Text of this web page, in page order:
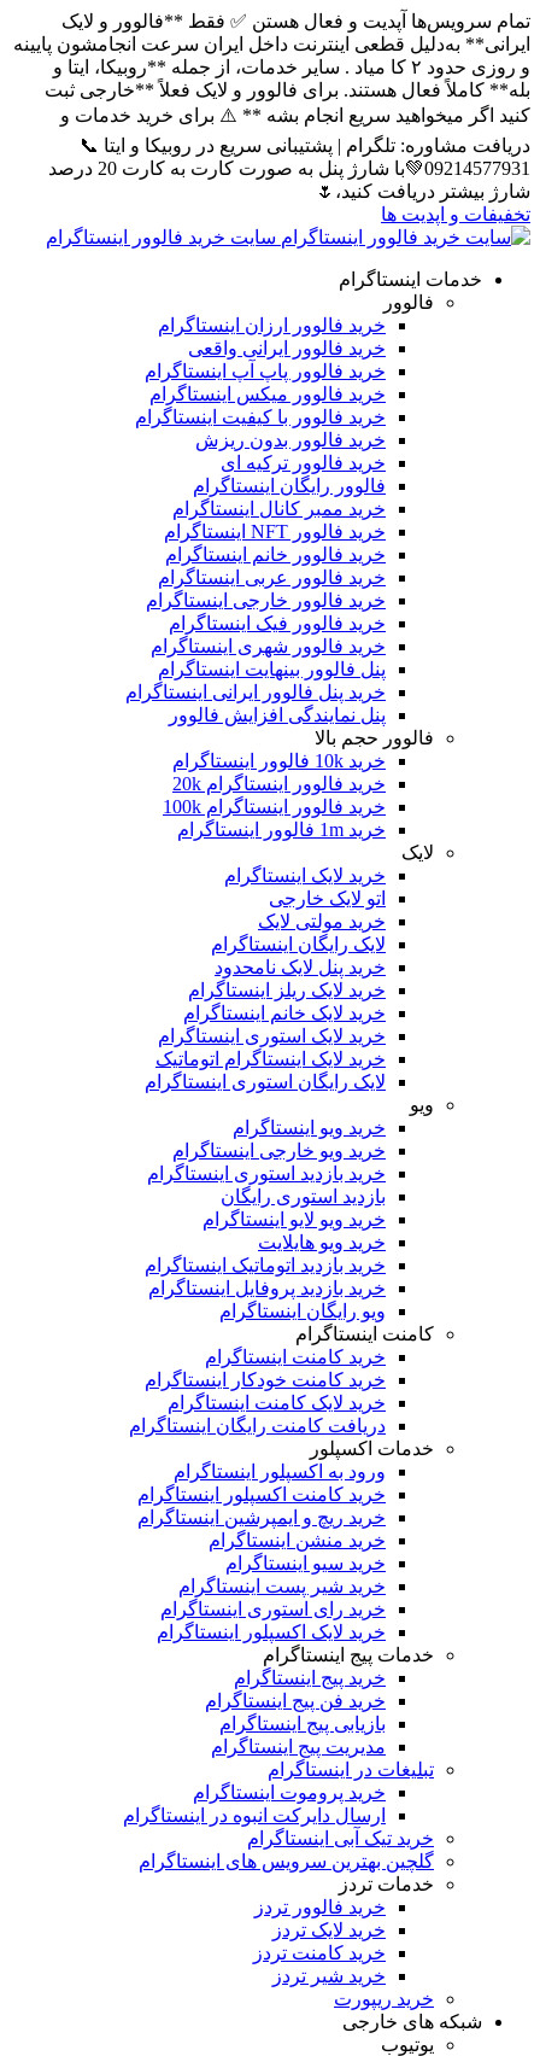
تمام سرویس‌ها آپدیت و فعال هستن ✅ فقط **فالوور و لایک
ایرانی** به‌دلیل قطعی اینترنت داخل ایران سرعت انجامشون پایینه
و روزی حدود ۲ کا میاد . سایر خدمات، از جمله **روبیکا، ایتا و
بله** کاملاً فعال هستند. برای فالوور و لایک فعلاً **خارجی ثبت
کنید اگر میخواهید سریع انجام بشه ** ⚠️ برای خرید خدمات و
دریافت مشاوره: تلگرام | پشتیبانی سریع در روبیکا و ایتا 📞
09214577931💚با شارژ پنل به صورت کارت به کارت 20 درصد
شارژ بیشتر دریافت کنید،🌷
تخفیفات و اپدیت ها
سایت خرید فالوور اینستاگرام
خدمات اینستاگرام
فالوور
خرید فالوور ارزان اینستاگرام
خرید فالوور ایرانی واقعی
خرید فالوور پاپ آپ اینستاگرام
خرید فالوور میکس اینستاگرام
خرید فالوور با کیفیت اینستاگرام
خرید فالوور بدون ریزش
خرید فالوور ترکیه ای
فالوور رایگان اینستاگرام
خرید ممبر کانال اینستاگرام
خرید فالوور NFT اینستاگرام
خرید فالوور خانم اینستاگرام
خرید فالوور عربی اینستاگرام
خرید فالوور خارجی اینستاگرام
خرید فالوور فیک اینستاگرام
خرید فالوور شهری اینستاگرام
پنل فالوور بینهایت اینستاگرام
خرید پنل فالوور ایرانی اینستاگرام
پنل نمایندگی افزایش فالوور
فالوور حجم بالا
خرید 10k فالوور اینستاگرام
خرید فالوور اینستاگرام 20k
خرید فالوور اینستاگرام 100k
خرید 1m فالوور اینستاگرام
لایک
خرید لایک اینستاگرام
اتو لایک خارجی
خرید مولتی لایک
لایک رایگان اینستاگرام
خرید پنل لایک نامحدود
خرید لایک ریلز اینستاگرام
خرید لایک خانم اینستاگرام
خرید لایک استوری اینستاگرام
خرید لایک اینستاگرام اتوماتیک
لایک رایگان استوری اینستاگرام
ویو
خرید ویو اینستاگرام
خرید ویو خارجی اینستاگرام
خرید بازدید استوری اینستاگرام
بازدید استوری رایگان
خرید ویو لایو اینستاگرام
خرید ویو هایلایت
خرید بازدید اتوماتیک اینستاگرام
خرید بازدید پروفایل اینستاگرام
ویو رایگان اینستاگرام
کامنت اینستاگرام
خرید کامنت اینستاگرام
خرید کامنت خودکار اینستاگرام
خرید لایک کامنت اینستاگرام
دریافت کامنت رایگان اینستاگرام
خدمات اکسپلور
ورود به اکسپلور اینستاگرام
خرید کامنت اکسپلور اینستاگرام
خرید ریچ و ایمپرشین اینستاگرام
خرید منشن اینستاگرام
خرید سیو اینستاگرام
خرید شیر پست اینستاگرام
خرید رای استوری اینستاگرام
خرید لایک اکسپلور اینستاگرام
خدمات پیج اینستاگرام
خرید پیج اینستاگرام
خرید فن پیج اینستاگرام
بازیابی پیج اینستاگرام
مدیریت پیج اینستاگرام
تبلیغات در اینستاگرام
خرید پروموت اینستاگرام
ارسال دایرکت انبوه در اینستاگرام
خرید تیک آبی اینستاگرام
گلچین بهترین سرویس های اینستاگرام
خدمات تردز
خرید فالوور تردز
خرید لایک تردز
خرید کامنت تردز
خرید شیر تردز
خرید ریپورت
شبکه های خارجی
یوتیوب